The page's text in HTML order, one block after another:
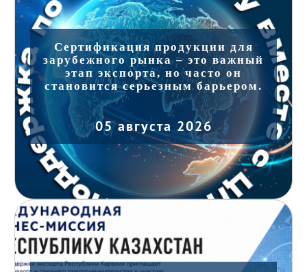
Сертификация продукции для
зарубежного рынка – это важный
этап экспорта, но часто он
становится серьезным барьером.
05 августа 2026